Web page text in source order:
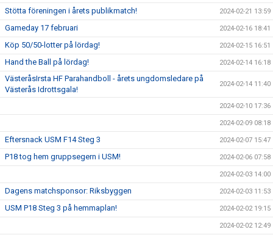
Stötta föreningen i årets publikmatch! 2024-02-21 13:59
Gameday 17 februari 2024-02-16 18:41
Köp 50/50-lotter på lördag! 2024-02-15 16:51
Hand the Ball på lördag! 2024-02-14 16:18
VästeråsIrsta HF Parahandboll - årets ungdomsledare på
Västerås Idrottsgala!
2024-02-14 11:40
2024-02-10 17:36
2024-02-09 08:18
Eftersnack USM F14 Steg 3 2024-02-07 15:47
P18 tog hem gruppsegern i USM! 2024-02-06 07:58
2024-02-03 14:00
Dagens matchsponsor: Riksbyggen 2024-02-03 11:53
USM P18 Steg 3 på hemmaplan! 2024-02-02 19:15
2024-02-02 12:49